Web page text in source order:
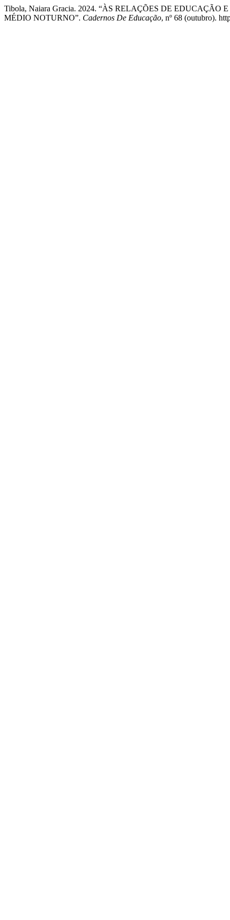
Tibola, Naiara Gracia. 2024. “ÀS RELAÇÕES DE
MÉDIO NOTURNO”. Cadernos De Educação, nº 68 (outubro).